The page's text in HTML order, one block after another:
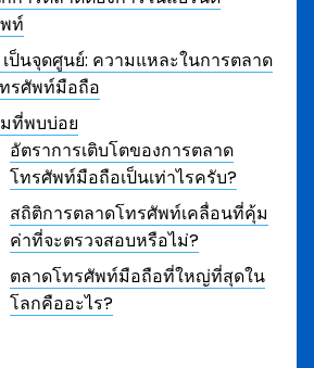
ท์
ป็นจุดศูนย์: ความแหละในการตลาด
รศัพท์มือถือ
ที่พบบ่อย
อัตราการเติบโตของการตลาด
โทรศัพท์มือถือเป็นเท่าไรครับ?
สถิติการตลาดโทรศัพท์เคลื่อนที่คุ้ม
ค่าที่จะตรวจสอบหรือไม่?
ตลาดโทรศัพท์มือถือที่ใหญ่ที่สุดใน
โลกคืออะไร?